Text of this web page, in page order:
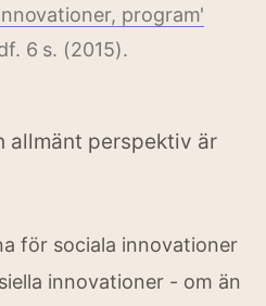
program'
6 s. (2015).
allmänt perspektiv är
för sociala innovationer
innovationer - om än